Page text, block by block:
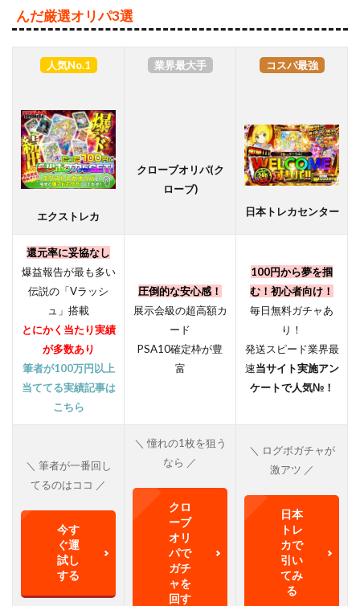
んだ厳選オリパ3選
人気No.1
エクストレカ
業界最大手
クローブオリパ(ク
ローブ)
コスパ最強
日本トレカセンター
還元率に妥協なし
爆益報告が最も多い
伝説の「Vラッシ
ュ」搭載
とにかく当たり実績
が多数あり
筆者が100万円以上
当ててる実績記事は
こちら
圧倒的な安心感！
展示会級の超高額カ
ード
PSA10確定枠が豊
富
100円から夢を掴
む！初心者向け！
毎日無料ガチャあ
り！
発送スピード業界最
速当サイト実施アン
ケートで人気№！
＼ 筆者が一番回し
てるのはココ ／
今す
ぐ運
試し
する
＼ 憧れの1枚を狙う
なら ／
クロ
ーブ
オリ
パで
ガチ
ャを
回す
＼ ログボガチャが
激アツ ／
日本
トレ
カで
引い
てみ
る